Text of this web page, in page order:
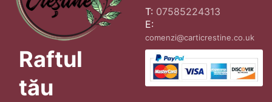
Raftul
tău
T: 07585224313
E:
comenzi@carticrestine.co.uk